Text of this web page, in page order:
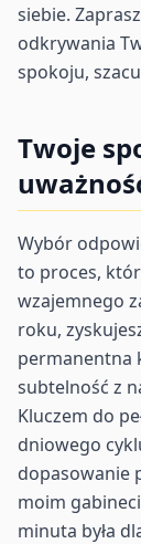
siebie.
odkrywania
spokoju,
Twoje
Wybór
to proces,
wzajemnego
roku,
permanentna
subtelność z
Kluczem do
dniowego
dopasowanie
moim
minuta była